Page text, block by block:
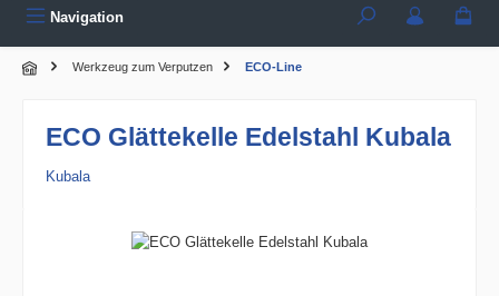
Navigation
Werkzeug zum Verputzen ECO-Line
ECO Glättekelle Edelstahl Kubala
Kubala
Bildergalerie überspringen